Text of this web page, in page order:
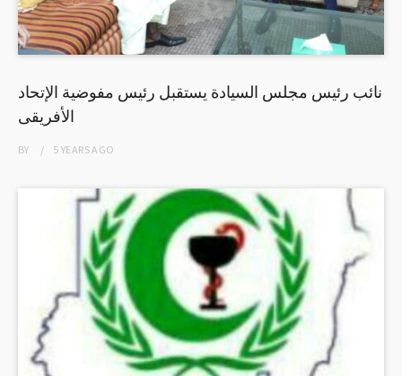
نائب رئيس مجلس السيادة يستقبل رئيس مفوضية الإتحاد
الأفريقى
BY 5 YEARSAGO